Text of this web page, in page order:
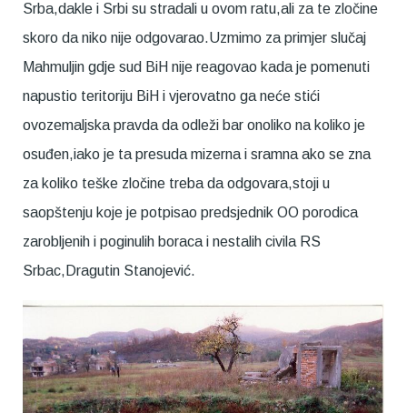
Srba,dakle i Srbi su stradali u ovom ratu,ali za te zločine
skoro da niko nije odgovarao.Uzmimo za primjer slučaj
Mahmuljin gdje sud BiH nije reagovao kada je pomenuti
napustio teritoriju BiH i vjerovatno ga neće stići
ovozemaljska pravda da odleži bar onoliko na koliko je
osuđen,iako je ta presuda mizerna i sramna ako se zna
za koliko teške zločine treba da odgovara,stoji u
saopštenju koje je potpisao predsjednik OO porodica
zarobljenih i poginulih boraca i nestalih civila RS
Srbac,Dragutin Stanojević.